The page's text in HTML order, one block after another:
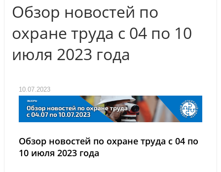
Обзор новостей по
охране труда с 04 по 10
июля 2023 года
10.07.2023
Обзор новостей по охране труда с 04 по
10 июля 2023 года